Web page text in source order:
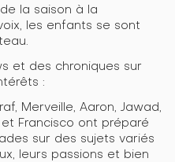
la saison à la
les enfants se sont
et des chroniques sur
:
Merveille, Aaron, Jawad,
Francisco ont préparé
sur des sujets variés
leurs passions et bien